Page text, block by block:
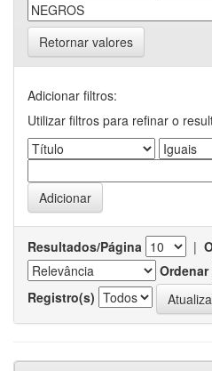
Retornar valores
Adicionar filtros:
Utilizar filtros para refinar o
Resultados/Página |
Ordenar
Registro(s)